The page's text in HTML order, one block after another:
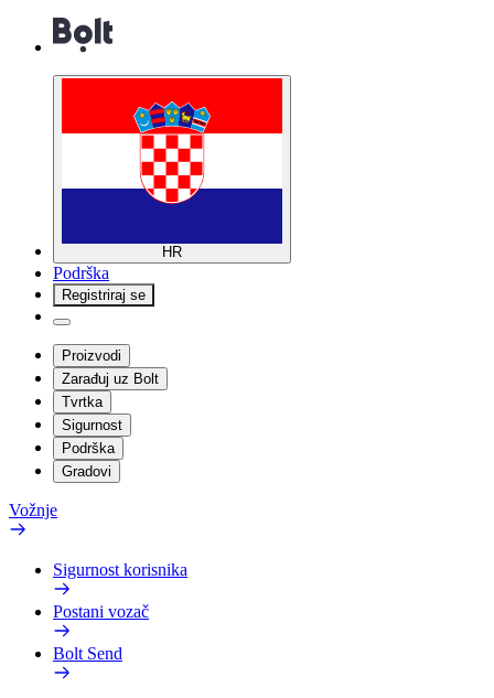
HR
Podrška
Registriraj se
Proizvodi
Zarađuj uz Bolt
Tvrtka
Sigurnost
Podrška
Gradovi
Vožnje
Sigurnost korisnika
Postani vozač
Bolt Send